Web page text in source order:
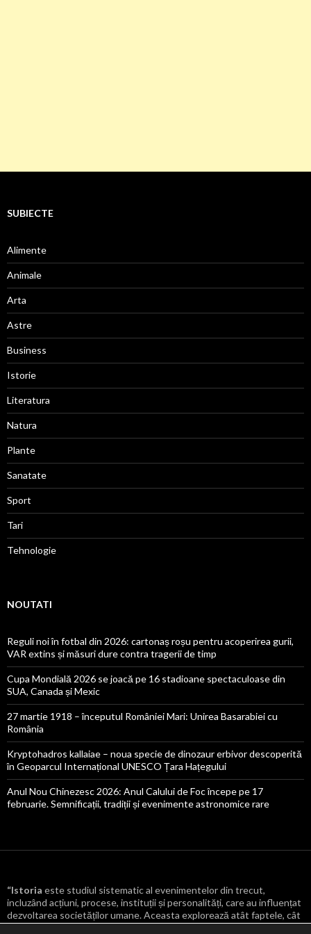
SUBIECTE
Alimente
Animale
Arta
Astre
Business
Istorie
Literatura
Natura
Plante
Sanatate
Sport
Tari
Tehnologie
NOUTATI
Reguli noi în fotbal din 2026: cartonaș roșu pentru acoperirea gurii,
VAR extins și măsuri dure contra tragerii de timp
Cupa Mondială 2026 se joacă pe 16 stadioane spectaculoase din
SUA, Canada și Mexic
27 martie 1918 – începutul României Mari: Unirea Basarabiei cu
România
Kryptohadros kallaiae – noua specie de dinozaur erbivor descoperită
în Geoparcul Internațional UNESCO Țara Hațegului
Anul Nou Chinezesc 2026: Anul Calului de Foc începe pe 17
februarie. Semnificații, tradiții și evenimente astronomice rare
“Istoria este studiul sistematic al evenimentelor din trecut,
incluzând acțiuni, procese, instituții și personalități, care au influențat
dezvoltarea societăților umane. Aceasta explorează atât faptele, cât
și cauzele și consecințele lor, oferind o înțelegere mai profundă a